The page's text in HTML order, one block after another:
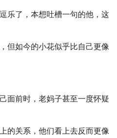
乐了，本想吐槽一句的他，这
但如今的小花似乎比自己更像
面前时，老妈子甚至一度怀疑
的关系，他们看上去反而更像